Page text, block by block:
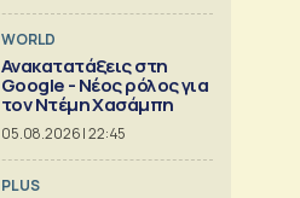
WORLD
Ανακατατάξεις στη
Google - Νέος ρόλος για
τον Ντέμη Χασάμπη
05.08.2026 | 22:45
PLUS